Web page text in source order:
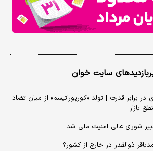
سایت خوان
در برابر قدرت | تولد «کورپوراتیسم» از میان تضاد
بازار
شورای عالی امنیت ملی شد
ذوالقدر در خارج از کشور؟